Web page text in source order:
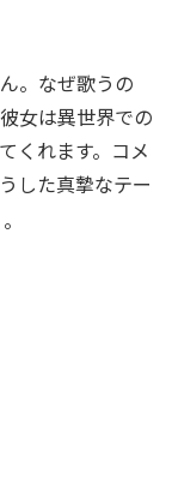
。なぜ歌うの
女は異世界での
くれます。コメ
した真摯なテー
。